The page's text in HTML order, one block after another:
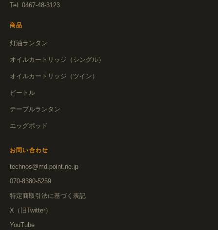
Tel: 0467-48-3123
商品
灯油ランタン
オイルカートリッジ（シングル）
オイルカートリッジ（ツイン）
ビートル
テーブルランタン
エッグポッド
お問い合わせ
technos@md.point.ne.jp
070-8380-5259
特定商取引法に基づく表記
X（旧Twitter）
YouTube